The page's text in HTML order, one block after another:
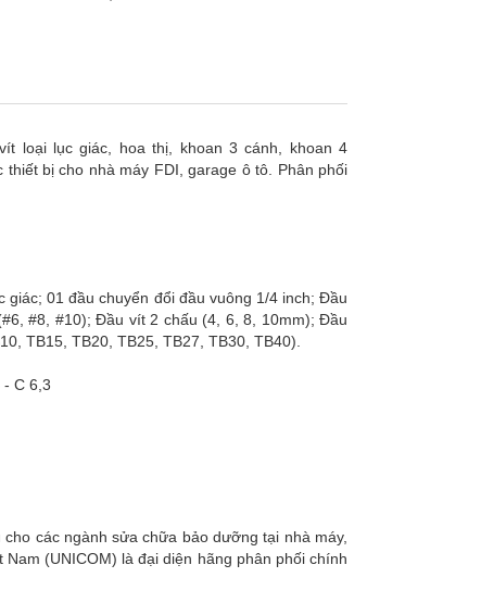
loại lục giác, hoa thị, khoan 3 cánh, khoan 4
bị cho nhà máy FDI, garage ô tô. Phân phối
01 đầu chuyển đổi đầu vuông 1/4 inch; Đầu
#8, #10); Đầu vít 2 chấu (4, 6, 8, 10mm); Đầu
TB15, TB20, TB25, TB27, TB30, TB40).
- C 6,3
các ngành sửa chữa bảo dưỡng tại nhà máy,
(UNICOM) là đại diện hãng phân phối chính